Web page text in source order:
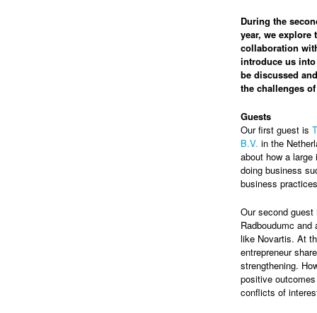
During the
year, we
collaboration
introduce us
be discussed
the challenges
Guests
Our first guest is
B.V. in the
about how a
doing business
business
Our second
Radboudumc
like Novartis. At
entrepreneur
strengthening.
positive
conflicts of